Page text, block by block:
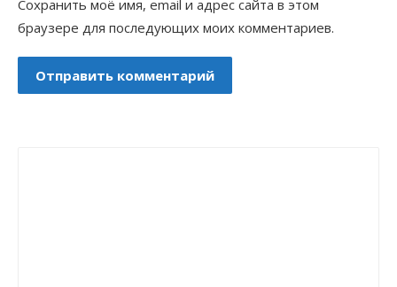
Сохранить моё имя, email и адрес сайта в этом
браузере для последующих моих комментариев.